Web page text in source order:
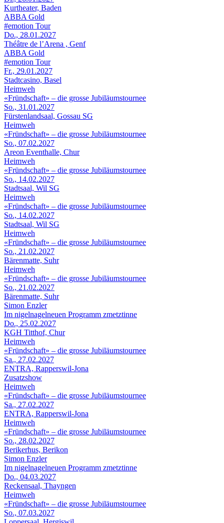
Kurtheater, Baden
ABBA Gold
#emotion Tour
Do., 28.01.2027
Théâtre de l’Arena , Genf
ABBA Gold
#emotion Tour
Fr., 29.01.2027
Stadtcasino, Basel
Heimweh
«Fründschaft» – die grosse Jubiläumstournee
So., 31.01.2027
Fürstenlandsaal, Gossau SG
Heimweh
«Fründschaft» – die grosse Jubiläumstournee
So., 07.02.2027
Areon Eventhalle, Chur
Heimweh
«Fründschaft» – die grosse Jubiläumstournee
So., 14.02.2027
Stadtsaal, Wil SG
Heimweh
«Fründschaft» – die grosse Jubiläumstournee
So., 14.02.2027
Stadtsaal, Wil SG
Heimweh
«Fründschaft» – die grosse Jubiläumstournee
So., 21.02.2027
Bärenmatte, Suhr
Heimweh
«Fründschaft» – die grosse Jubiläumstournee
So., 21.02.2027
Bärenmatte, Suhr
Simon Enzler
Im nigelnagelneuen Programm zmetztinne
Do., 25.02.2027
KGH Titthof, Chur
Heimweh
«Fründschaft» – die grosse Jubiläumstournee
Sa., 27.02.2027
ENTRA, Rapperswil-Jona
Zusatzshow
Heimweh
«Fründschaft» – die grosse Jubiläumstournee
Sa., 27.02.2027
ENTRA, Rapperswil-Jona
Heimweh
«Fründschaft» – die grosse Jubiläumstournee
So., 28.02.2027
Berikerhus, Berikon
Simon Enzler
Im nigelnagelneuen Programm zmetztinne
Do., 04.03.2027
Reckensaal, Thayngen
Heimweh
«Fründschaft» – die grosse Jubiläumstournee
So., 07.03.2027